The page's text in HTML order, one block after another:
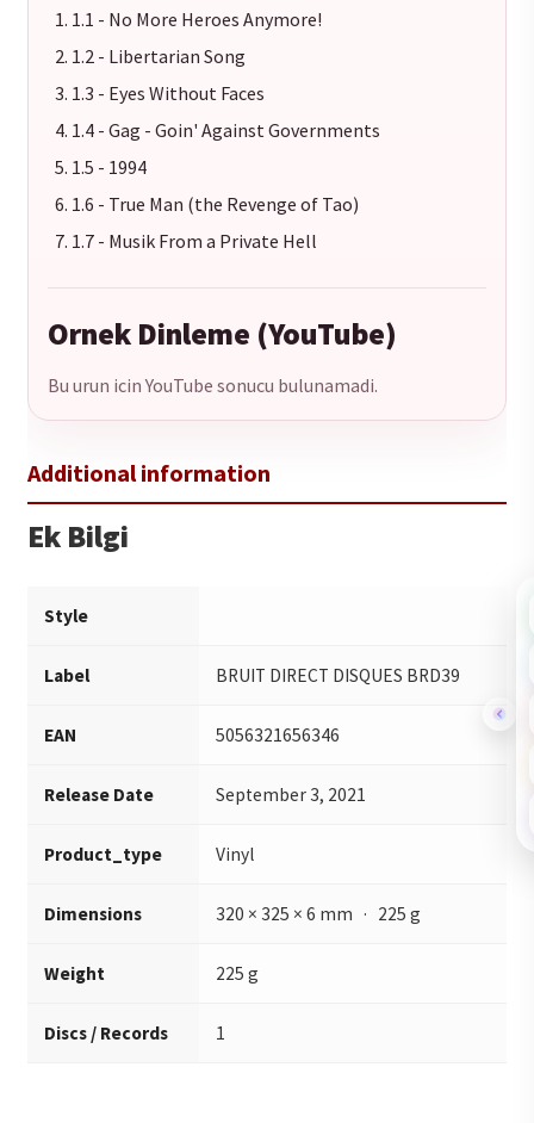
1.1 - No More Heroes Anymore!
1.2 - Libertarian Song
1.3 - Eyes Without Faces
1.4 - Gag - Goin' Against Governments
1.5 - 1994
1.6 - True Man (the Revenge of Tao)
1.7 - Musik From a Private Hell
Ornek Dinleme (YouTube)
Bu urun icin YouTube sonucu bulunamadi.
Ek Bilgi
Style
Label BRUIT DIRECT DISQUES BRD39
EAN 5056321656346
Release Date September 3, 2021
Product_type Vinyl
Dimensions 320 × 325 × 6 mm · 225 g
Weight 225 g
Discs / Records 1